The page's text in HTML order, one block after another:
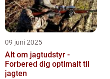
09 juni 2025
Alt om jagtudstyr -
Forbered dig optimalt til
jagten